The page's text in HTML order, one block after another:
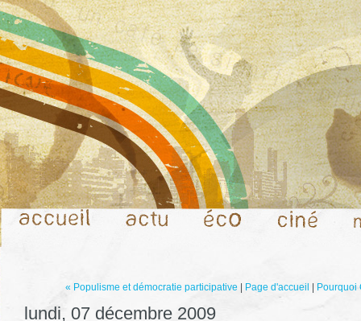
« Populisme et démocratie participative Page d'accueil Pourquoi
lundi, 07 décembre 2009